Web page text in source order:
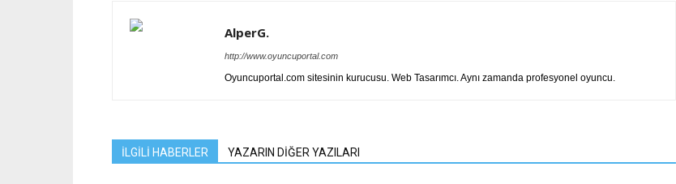
AlperG.
http://www.oyuncuportal.com
Oyuncuportal.com sitesinin kurucusu. Web Tasarımcı. Aynı zamanda profesyonel oyuncu.
İLGİLİ HABERLER YAZARIN DİĞER YAZILARI